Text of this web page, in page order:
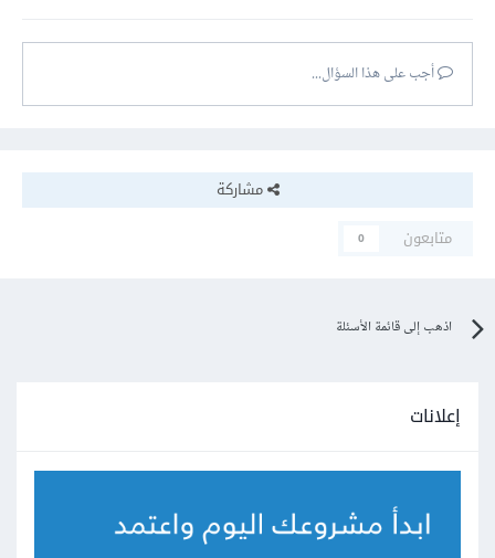
أجب على هذا السؤال...
مشاركة
متابعون
0
اذهب إلى قائمة الأسئلة
إعلانات